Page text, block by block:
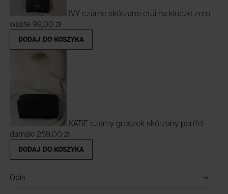
IVY czarne skórzane etui na klucze zero
waste 99,00 zł
DODAJ DO KOSZYKA
KATIE czarny groszek skórzany portfel
damski 259,00 zł
DODAJ DO KOSZYKA
Opis